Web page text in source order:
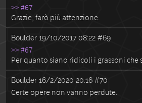
>> #67
Grazie, farò più attenzione.
Boulder 19/10/2017 08:22 #69
>> #67
Per quanto siano ridicoli i grassoni
Boulder 16/2/2020 20:16 #70
Certe opere non vanno perdute.